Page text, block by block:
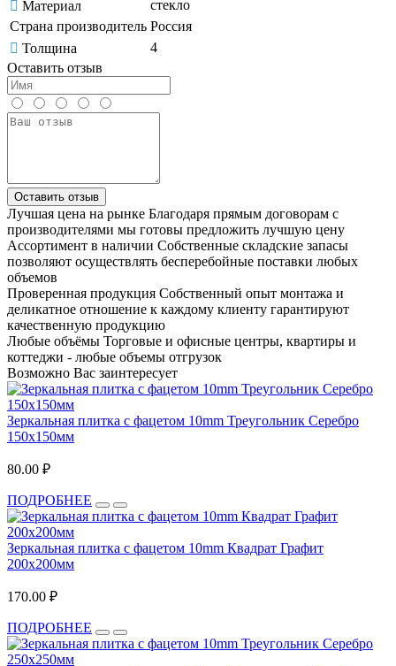
Материал
стекло
Страна производитель Россия
Толщина
4
Оставить отзыв
Оставить отзыв
Лучшая цена на рынке Благодаря прямым договорам с
производителями мы готовы предложить лучшую цену
Ассортимент в наличии Собственные складские запасы
позволяют осуществлять бесперебойные поставки любых
объемов
Проверенная продукция Собственный опыт монтажа и
деликатное отношение к каждому клиенту гарантируют
качественную продукцию
Любые объёмы Торговые и офисные центры, квартиры и
коттеджи - любые объемы отгрузок
Возможно Вас заинтересует
Зеркальная плитка с фацетом 10mm Треугольник Серебро
150х150мм
80.00 ₽
ПОДРОБНЕЕ
Зеркальная плитка с фацетом 10mm Квадрат Графит
200х200мм
170.00 ₽
ПОДРОБНЕЕ